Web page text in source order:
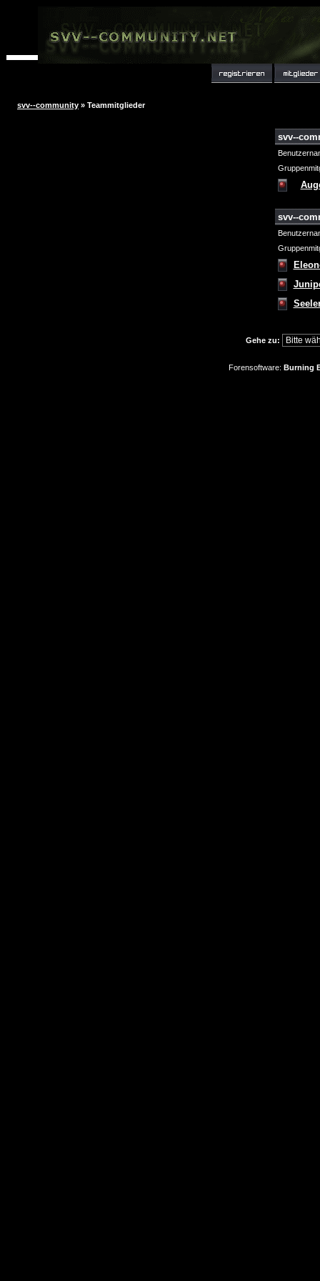
svv--community » Teammitglieder
svv--
svv--
Gehe zu:
Forensoftware: Burning